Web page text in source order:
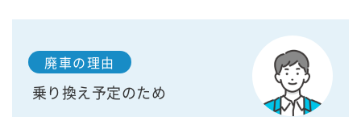
廃車の理由
乗り換え予定のため